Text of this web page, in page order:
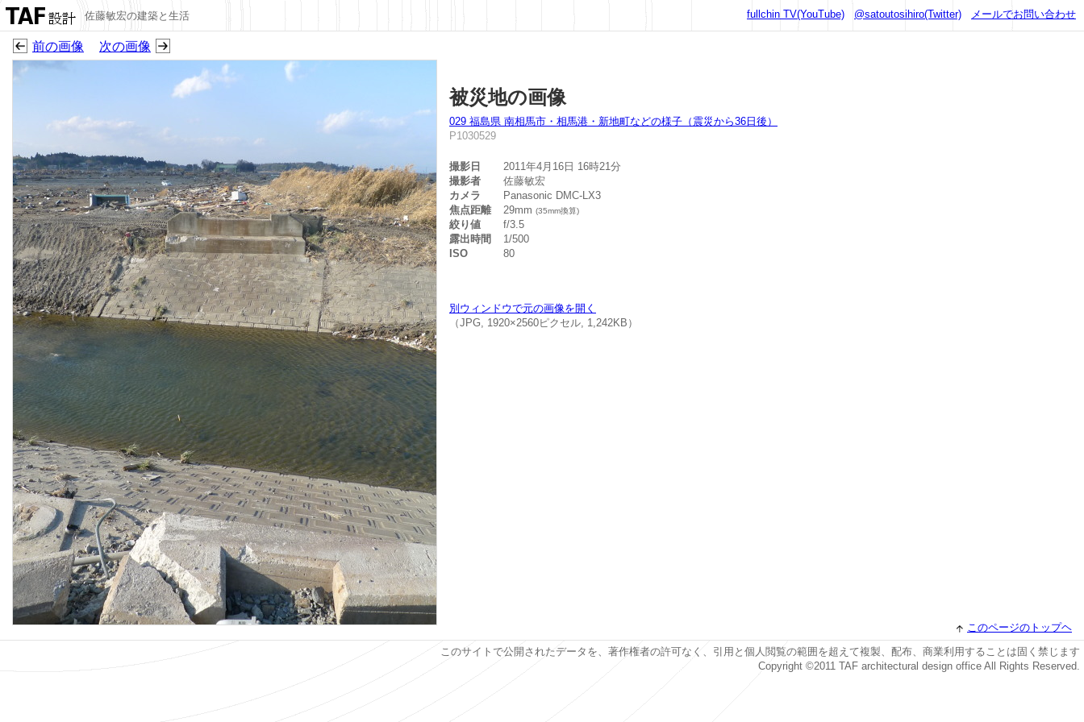
佐藤敏宏の建築と生活 fullchin TV(YouTube) @satoutosihiro(Twitter) メールでお問い合わせ
前の画像 次の画像
被災地の画像
029 福島県 南相馬市・相馬港・新地町などの様子（震災から36日後）
P1030529
撮影日
2011年4月16日 16時21分
撮影者
佐藤敏宏
カメラ
Panasonic DMC-LX3
焦点距離
29mm (35mm換算)
絞り値
f/3.5
露出時間
1/500
ISO
80
別ウィンドウで元の画像を開く
（JPG, 1920×2560ピクセル, 1,242KB）
このページのトップヘ
このサイトで公開されたデータを、著作権者の許可なく、引用と個人閲覧の範囲を超えて複製、配布、商業利用することは固く禁じます
Copyright ©2011 TAF architectural design office All Rights Reserved.